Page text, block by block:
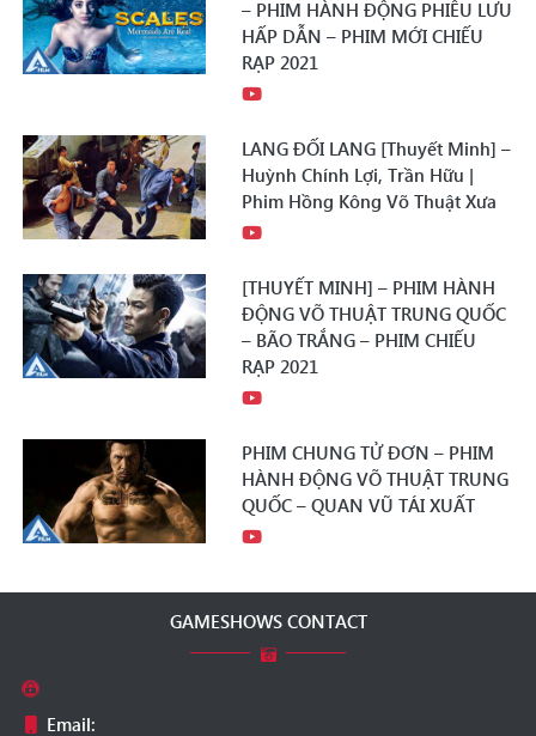
– PHIM HÀNH ĐỘNG PHIÊU LƯU
HẤP DẪN – PHIM MỚI CHIẾU
RẠP 2021
LANG ĐỐI LANG [Thuyết Minh] –
Huỳnh Chính Lợi, Trần Hữu |
Phim Hồng Kông Võ Thuật Xưa
[THUYẾT MINH] – PHIM HÀNH
ĐỘNG VÕ THUẬT TRUNG QUỐC
– BÃO TRẮNG – PHIM CHIẾU
RẠP 2021
PHIM CHUNG TỬ ĐƠN – PHIM
HÀNH ĐỘNG VÕ THUẬT TRUNG
QUỐC – QUAN VŨ TÁI XUẤT
GAMESHOWS CONTACT
Email: